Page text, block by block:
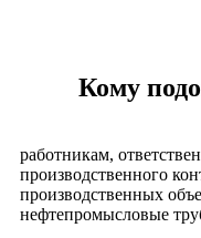
​Кому
работникам,
производственного
производственных
нефтепромысловые